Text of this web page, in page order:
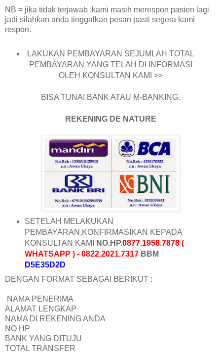
NB = jika tidak terjawab .kami masih merespon pasien lagi
jadi silahkan anda tinggalkan pesan pasti segera kami
respon.
LAKUKAN PEMBAYARAN SEJUMLAH TOTAL
PEMBAYARAN YANG TELAH DI INFORMASI
OLEH KONSULTAN KAMI >>
BISA TUNAI BANK ATAU M-BANKING.
REKENING DE NATURE
SETELAH MELAKUKAN
PEMBAYARAN,KONFIRMASIKAN KEPADA
KONSULTAN KAMI
NO.HP.0877.1958.7878 (
WHATSAPP ) - 0822.2021.7317BBM
D5E35D2D
DENGAN FORMAT SEBAGAI BERIKUT :
NAMA PENERIMA
ALAMAT LENGKAP
NAMA DI REKENING ANDA
NO HP
BANK YANG DITUJU
TOTAL TRANSFER